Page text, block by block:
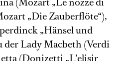
„Die Zauberflöte“),
„Hänsel und
der Lady Macbeth (Verdi